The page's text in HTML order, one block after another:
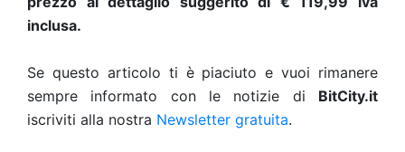
inclusa.
Se questo articolo ti è piaciuto e vuoi rimanere
sempre informato con le notizie di BitCity.it
iscriviti alla nostra Newsletter gratuita.